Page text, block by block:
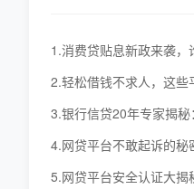
1.消费贷贴息新政来袭，
2.轻松借钱不求人，这些
3.银行信贷20年专家揭秘
4.网贷平台不敢起诉的秘
5.网贷平台安全认证大揭